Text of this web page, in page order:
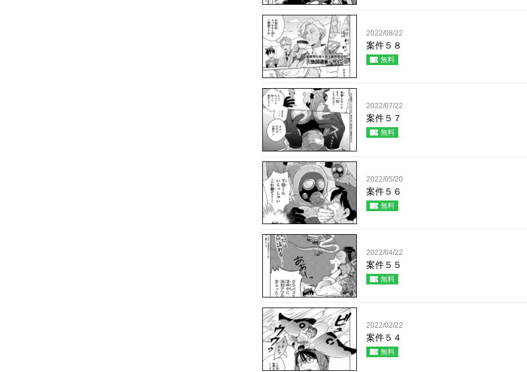
2022/08/22
案件５８
無料
2022/07/22
案件５７
無料
2022/05/20
案件５６
無料
2022/04/22
案件５５
無料
2022/02/22
案件５４
無料